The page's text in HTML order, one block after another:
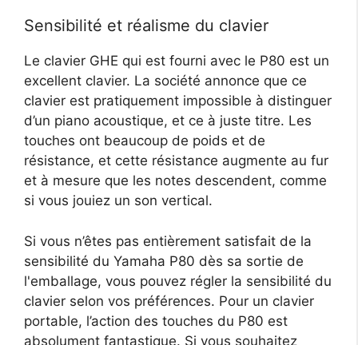
Sensibilité et réalisme du clavier
Le clavier GHE qui est fourni avec le P80 est un
excellent clavier. La société annonce que ce
clavier est pratiquement impossible à distinguer
d’un piano acoustique, et ce à juste titre. Les
touches ont beaucoup de poids et de
résistance, et cette résistance augmente au fur
et à mesure que les notes descendent, comme
si vous jouiez un son vertical.
Si vous n’êtes pas entièrement satisfait de la
sensibilité du Yamaha P80 dès sa sortie de
l'emballage, vous pouvez régler la sensibilité du
clavier selon vos préférences. Pour un clavier
portable, l’action des touches du P80 est
absolument fantastique. Si vous souhaitez